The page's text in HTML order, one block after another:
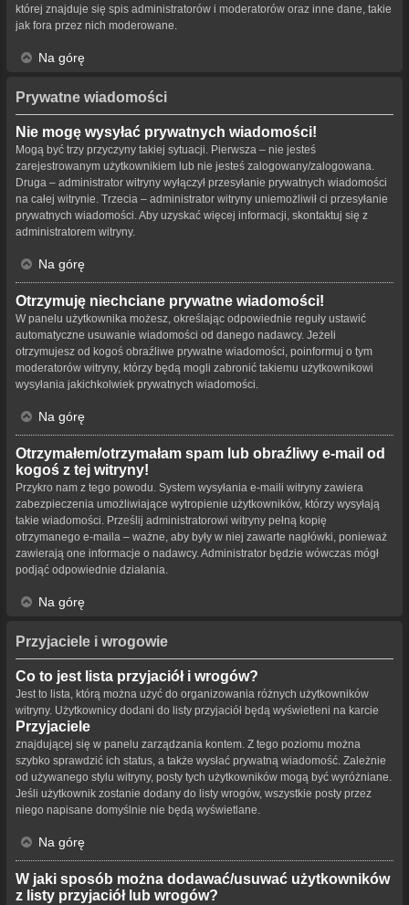
której znajduje się spis administratorów i moderatorów oraz inne dane, takie
jak fora przez nich moderowane.
Na górę
Prywatne wiadomości
Nie mogę wysyłać prywatnych wiadomości!
Mogą być trzy przyczyny takiej sytuacji. Pierwsza – nie jesteś
zarejestrowanym użytkownikiem lub nie jesteś zalogowany/zalogowana.
Druga – administrator witryny wyłączył przesyłanie prywatnych wiadomości
na całej witrynie. Trzecia – administrator witryny uniemożliwił ci przesyłanie
prywatnych wiadomości. Aby uzyskać więcej informacji, skontaktuj się z
administratorem witryny.
Na górę
Otrzymuję niechciane prywatne wiadomości!
W panelu użytkownika możesz, określając odpowiednie reguły ustawić
automatyczne usuwanie wiadomości od danego nadawcy. Jeżeli
otrzymujesz od kogoś obraźliwe prywatne wiadomości, poinformuj o tym
moderatorów witryny, którzy będą mogli zabronić takiemu użytkownikowi
wysyłania jakichkolwiek prywatnych wiadomości.
Na górę
Otrzymałem/otrzymałam spam lub obraźliwy e-mail od
kogoś z tej witryny!
Przykro nam z tego powodu. System wysyłania e-maili witryny zawiera
zabezpieczenia umożliwiające wytropienie użytkowników, którzy wysyłają
takie wiadomości. Prześlij administratorowi witryny pełną kopię
otrzymanego e-maila – ważne, aby były w niej zawarte nagłówki, ponieważ
zawierają one informacje o nadawcy. Administrator będzie wówczas mógł
podjąć odpowiednie działania.
Na górę
Przyjaciele i wrogowie
Co to jest lista przyjaciół i wrogów?
Jest to lista, którą można użyć do organizowania różnych użytkowników
witryny. Użytkownicy dodani do listy przyjaciół będą wyświetleni na karcie
Przyjaciele
znajdującej się w panelu zarządzania kontem. Z tego poziomu można
szybko sprawdzić ich status, a także wysłać prywatną wiadomość. Zależnie
od używanego stylu witryny, posty tych użytkowników mogą być wyróżniane.
Jeśli użytkownik zostanie dodany do listy wrogów, wszystkie posty przez
niego napisane domyślnie nie będą wyświetlane.
Na górę
W jaki sposób można dodawać/usuwać użytkowników
z listy przyjaciół lub wrogów?